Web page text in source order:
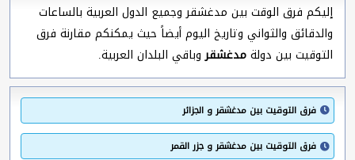
إليكم فرق الوقت بين مدغشقر وجميع الدول العربية بالساعات
والدقائق والثواني وتاريخ اليوم أيضاً حيث يمكنكم مقارنة فرق
التوقيت بين دولةمدغشقروباقي البلدان العربية.
فرق التوقيت بين مدغشقر و الجزائر
فرق التوقيت بين مدغشقر و جزر القمر